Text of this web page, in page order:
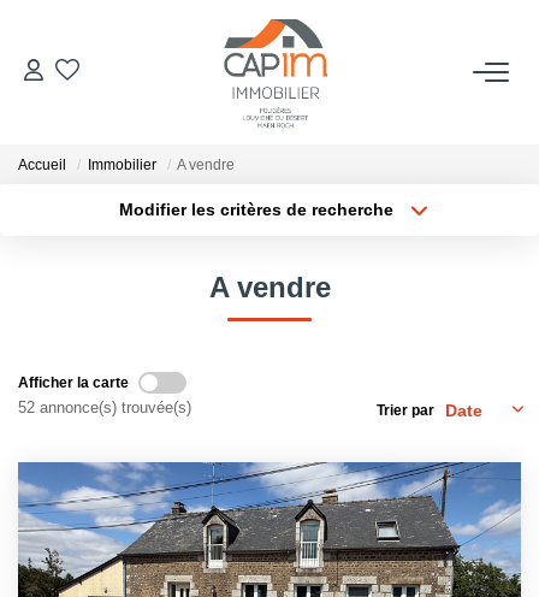
VENTES
Qui Sommes Nous
CONTACT
Accueil Immobilier A vendre
Modifier les critères de recherche
A vendre
Afficher la carte
52 annonce(s) trouvée(s) Trier par